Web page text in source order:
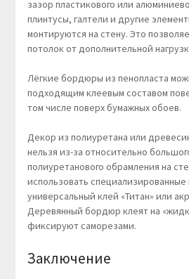
зазор пластикового или
плинтусы, галтели и другие
монтируются на стену. Это
потолок от дополнительной
Лёгкие бордюры из пенопласта
подходящим клеевым составом
том числе поверх бумажных обоев.
Декор из полиуретана или
нельзя из-за относительно
полиуретанового обрамления на
использовать
универсальный клей «Титан» или
Деревянный бордюр клеят на
фиксируют саморезами.
Заключение